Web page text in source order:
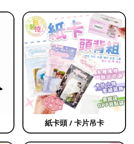
紙卡頭 / 卡片吊卡